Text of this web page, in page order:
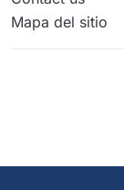
Mapa del sitio